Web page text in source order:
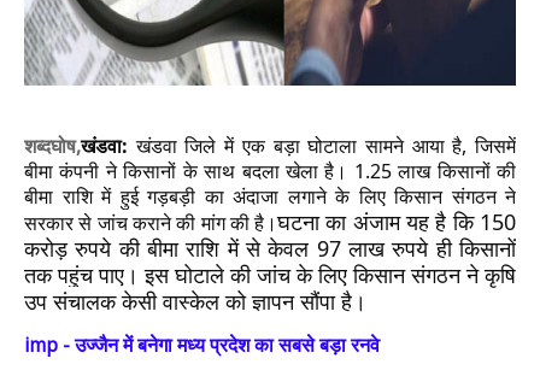
शब्‍दघोष,खंडवा:खंडवा जिले में एक बड़ा घोटाला सामने आया है, जिसमें
बीमा कंपनी ने किसानों के साथ बदला खेला है। 1.25 लाख किसानों की
बीमा राशि में हुई गड़बड़ी का अंदाजा लगाने के लिए किसान संगठन ने
सरकार से जांच कराने की मांग की है।घटना का अंजाम यह है कि 150
करोड़ रुपये की बीमा राशि में से केवल 97 लाख रुपये ही किसानों
तक पहुंच पाए। इस घोटाले की जांच के लिए किसान संगठन ने कृषि
उप संचालक केसी वास्केल को ज्ञापन सौंपा है।
imp - उज्जैन में बनेगा मध्य प्रदेश का सबसे बड़ा रनवे